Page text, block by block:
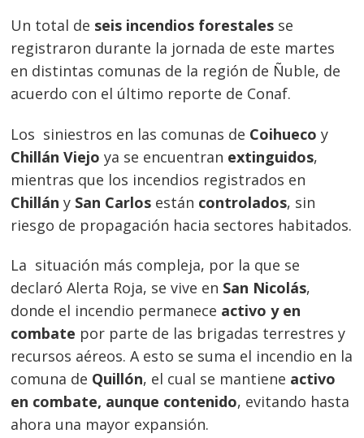
Un total de seis incendios forestales se
registraron durante la jornada de este martes
en distintas comunas de la región de Ñuble, de
acuerdo con el último reporte de Conaf.
Los siniestros en las comunas de Coihueco y
Chillán Viejo ya se encuentran extinguidos,
mientras que los incendios registrados en
Chillán y San Carlos están controlados, sin
riesgo de propagación hacia sectores habitados.
La situación más compleja, por la que se
declaró Alerta Roja, se vive en San Nicolás,
donde el incendio permanece activo y en
combate por parte de las brigadas terrestres y
recursos aéreos. A esto se suma el incendio en la
comuna de Quillón, el cual se mantiene activo
en combate, aunque contenido, evitando hasta
ahora una mayor expansión.